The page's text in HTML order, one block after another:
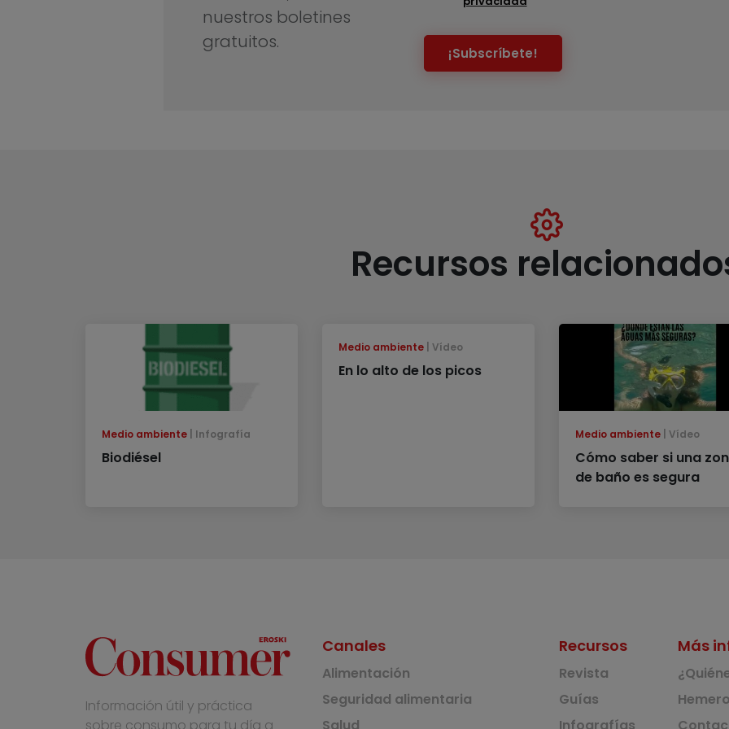
nuestros boletines
gratuitos.
¡Subscríbete!
Recursos
Medio ambiente Infografía
Biodiésel
Medio ambiente Vídeo
En lo alto de los picos
Medio ambiente Vídeo
Cómo saber si una
de baño es segura
Información útil y práctica
Canales
Alimentación
Seguridad alimentaria
Salud
Recursos
Revista
Guías
Infografías
Más